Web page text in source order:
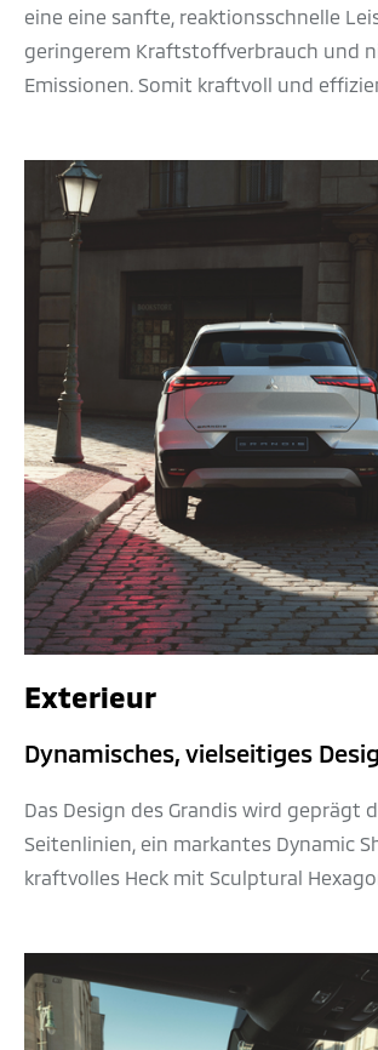
eine eine sanfte, reaktionsschnelle
geringerem Kraftstoffverbrauch und
Emissionen. Somit kraftvoll und
Exterieur
Dynamisches, vielseitiges
Das Design des Grandis wird geprägt
Seitenlinien, ein markantes Dynamic
kraftvolles Heck mit Sculptural